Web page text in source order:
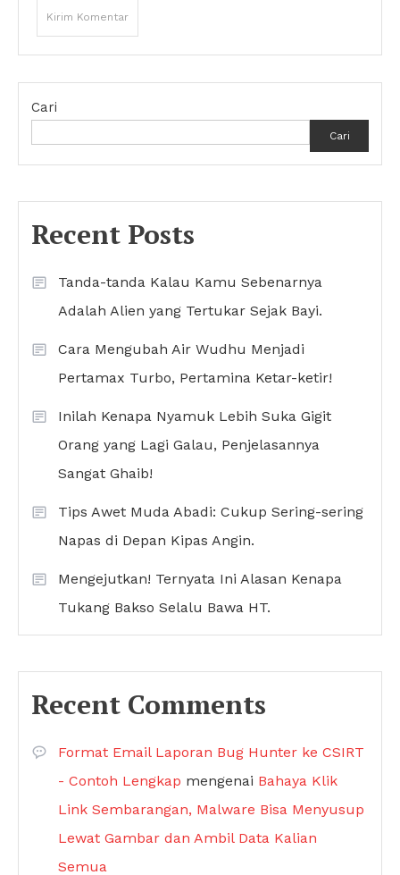
Cari
Cari
Recent Posts
Tanda-tanda Kalau Kamu Sebenarnya
Adalah Alien yang Tertukar Sejak Bayi.
Cara Mengubah Air Wudhu Menjadi
Pertamax Turbo, Pertamina Ketar-ketir!
Inilah Kenapa Nyamuk Lebih Suka Gigit
Orang yang Lagi Galau, Penjelasannya
Sangat Ghaib!
Tips Awet Muda Abadi: Cukup Sering-sering
Napas di Depan Kipas Angin.
Mengejutkan! Ternyata Ini Alasan Kenapa
Tukang Bakso Selalu Bawa HT.
Recent Comments
Format Email Laporan Bug Hunter ke CSIRT
- Contoh Lengkap mengenai Bahaya Klik
Link Sembarangan, Malware Bisa Menyusup
Lewat Gambar dan Ambil Data Kalian
Semua